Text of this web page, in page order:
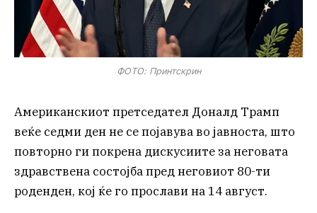
ФОТО: Принтскрин
Американскиот претседател Доналд Трамп
веќе седми ден не се појавува во јавноста, што
повторно ги покрена дискусиите за неговата
здравствена состојба пред неговиот 80-ти
роденден, кој ќе го прослави на 14 август.